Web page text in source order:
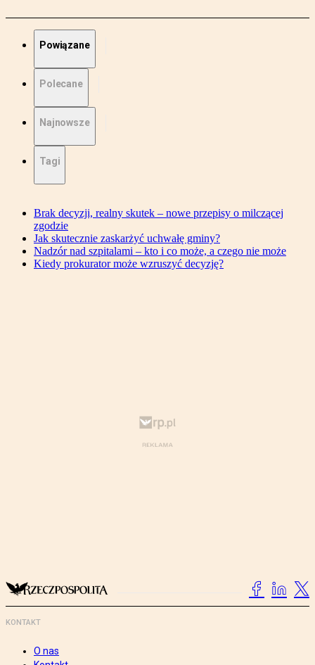
Powiązane
Polecane
Najnowsze
Tagi
Brak decyzji, realny skutek – nowe przepisy o milczącej
zgodzie
Jak skutecznie zaskarżyć uchwałę gminy?
Nadzór nad szpitalami – kto i co może, a czego nie może
Kiedy prokurator może wzruszyć decyzję?
KONTAKT
O nas